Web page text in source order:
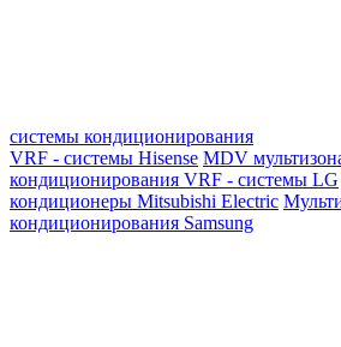
системы кондиционирования
VRF - системы Hisense MDV
кондиционирования VRF - системы LG
кондиционеры Mitsubishi Electric
кондиционирования Samsung